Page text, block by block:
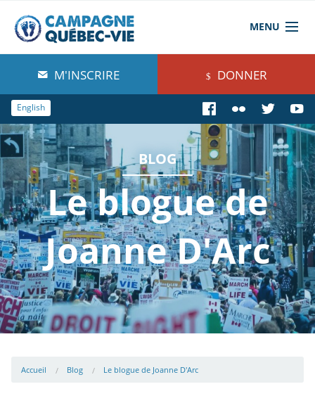
MENU
À propos de nous
Blog
Comprendre
Agir
Boutique
M'INSCRIRE DONNER
English
BLOG
Le blogue de
Joanne D'Arc
Accueil Blog Le blogue de Joanne D'Arc